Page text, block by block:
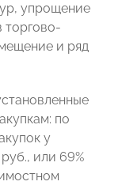
упрощение
торгово-
и ряд
по
у
или 69%